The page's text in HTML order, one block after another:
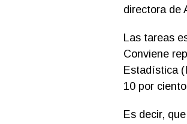
directora de
Las tareas
Conviene
Estadística
10 por
Es decir,